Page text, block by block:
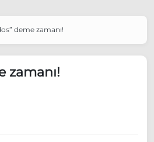
ziyaret edecek
daha katılmama kararı aldı
deme zamanı!
zamanı!